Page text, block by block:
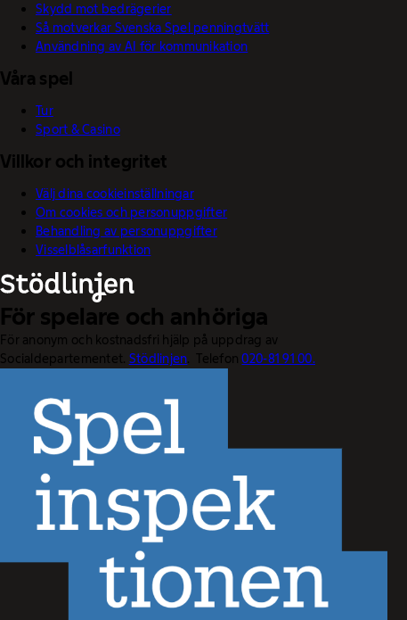
Skydd mot bedrägerier
Så motverkar Svenska Spel penningtvätt
Användning av AI för kommunikation
Våra spel
Tur
Sport & Casino
Villkor och integritet
Välj dina cookieinställningar
Om cookies och personuppgifter
Behandling av personuppgifter
Visselblåsarfunktion
För spelare och anhöriga
För anonym och kostnadsfri hjälp på uppdrag av
Socialdepartementet. Stödlinjen. Telefon020-81 91 00.